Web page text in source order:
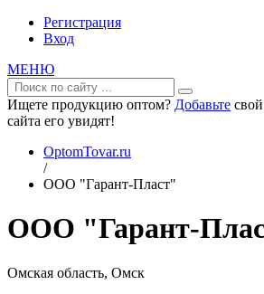
Регистрация
Вход
МЕНЮ
Ищете продукцию оптом? Добавьте
сайта его увидят!
OptomTovar.ru
/
ООО "Гарант-Пласт"
ООО "Гарант-
Омская область, Омск